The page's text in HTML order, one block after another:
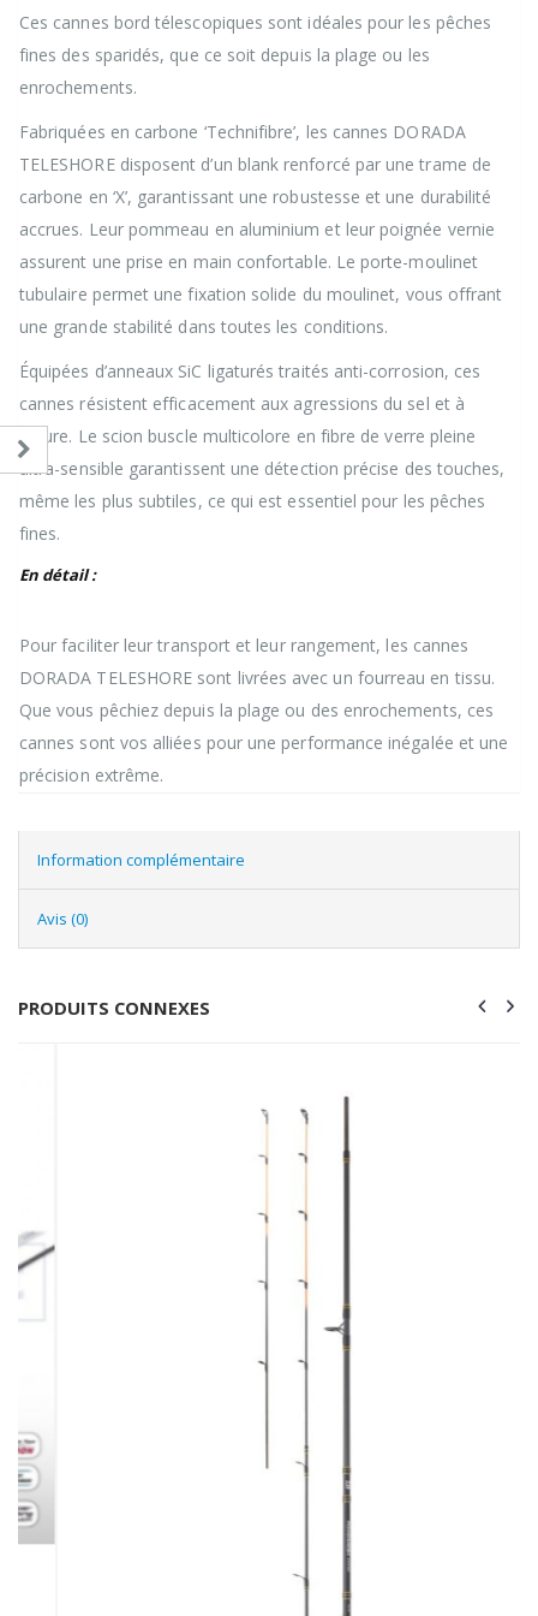
Ces cannes bord télescopiques sont idéales pour les pêches
fines des sparidés, que ce soit depuis la plage ou les
enrochements.
Fabriquées en carbone ‘Technifibre’, les cannes DORADA
TELESHORE disposent d’un blank renforcé par une trame de
carbone en ‘X’, garantissant une robustesse et une durabilité
accrues. Leur pommeau en aluminium et leur poignée vernie
assurent une prise en main confortable. Le porte-moulinet
tubulaire permet une fixation solide du moulinet, vous offrant
une grande stabilité dans toutes les conditions.
Équipées d’anneaux SiC ligaturés traités anti-corrosion, ces
cannes résistent efficacement aux agressions du sel et à
l’usure. Le scion buscle multicolore en fibre de verre pleine
ultra-sensible garantissent une détection précise des touches,
même les plus subtiles, ce qui est essentiel pour les pêches
fines.
En détail :
Pour faciliter leur transport et leur rangement, les cannes
DORADA TELESHORE sont livrées avec un fourreau en tissu.
Que vous pêchiez depuis la plage ou des enrochements, ces
cannes sont vos alliées pour une performance inégalée et une
précision extrême.
Information complémentaire
Avis (0)
PRODUITS CONNEXES